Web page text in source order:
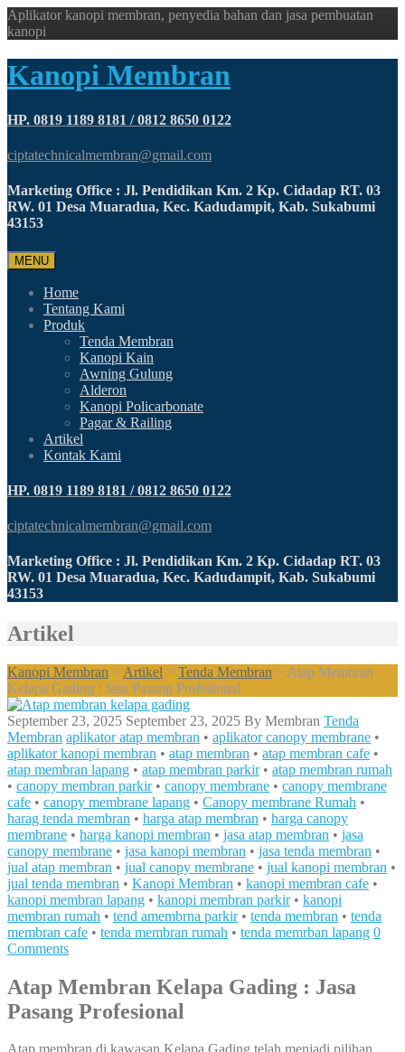
Aplikator kanopi membran, penyedia bahan dan jasa pembuatan
kanopi
Kanopi Membran
HP. 0819 1189 8181 / 0812 8650 0122
ciptatechnicalmembran@gmail.com
Marketing Office : Jl. Pendidikan Km. 2 Kp. Cidadap RT. 03
RW. 01 Desa Muaradua, Kec. Kadudampit, Kab. Sukabumi
43153
MENU
Home
Tentang Kami
Produk
Tenda Membran
Kanopi Kain
Awning Gulung
Alderon
Kanopi Policarbonate
Pagar & Railing
Artikel
Kontak Kami
HP. 0819 1189 8181 / 0812 8650 0122
ciptatechnicalmembran@gmail.com
Marketing Office : Jl. Pendidikan Km. 2 Kp. Cidadap RT. 03
RW. 01 Desa Muaradua, Kec. Kadudampit, Kab. Sukabumi
43153
Artikel
Kanopi Membran > Artikel > Tenda Membran > Atap Membran
Kelapa Gading : Jasa Pasang Profesional
September 23, 2025 September 23, 2025 By Membran Tenda
Membran aplikator atap membran • aplikator canopy membrane •
aplikator kanopi membran • atap membran • atap membran cafe •
atap membran lapang • atap membran parkir• atap membran rumah
• canopy membran parkir• canopy membrane • canopy membrane
cafe • canopy membrane lapang • Canopy membrane Rumah •
harag tenda membran • harga atap membran • harga canopy
membrane • harga kanopi membran • jasa atap membran • jasa
canopy membrane • jasa kanopi membran • jasa tenda membran •
jual atap membran • jual canopy membrane • jual kanopi membran •
jual tenda membran • Kanopi Membran • kanopi membran cafe •
kanopi membran lapang • kanopi membran parkir• kanopi
membran rumah • tend amembrna parkir• tenda membran • tenda
membran cafe • tenda membran rumah • tenda memrban lapang 0
Comments
Atap Membran Kelapa Gading : Jasa
Pasang Profesional